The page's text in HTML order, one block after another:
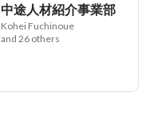
中途人材紹介事業部
Kohei Fuchinoue
and 26 others